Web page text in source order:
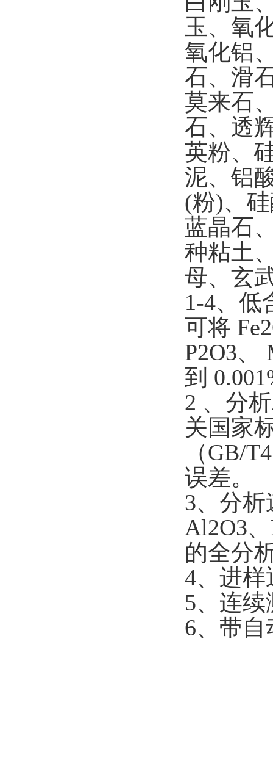
玉、氧
氧化铝
石、滑
莫来石
石、透
英粉、
泥、铝
(粉)、
蓝晶石
种粘土
母、玄
1-4、低
可将
P2O3、
到
2 、分
关国家
（GB/
误差。
3、分析
Al2O3
的全分
4、进样
5、连
6、带